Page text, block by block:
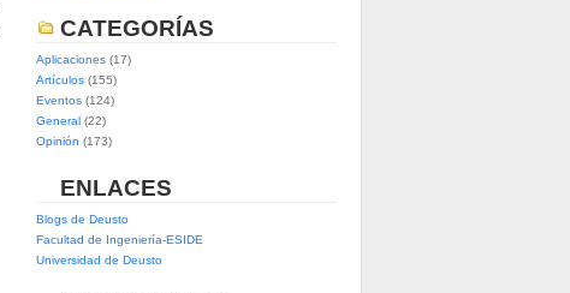
CATEGORÍAS
Aplicaciones(17)
Artículos(155)
Eventos(124)
General(22)
Opinión (173)
ENLACES
Blogs de Deusto
Facultad de Ingeniería-ESIDE
Universidad de Deusto